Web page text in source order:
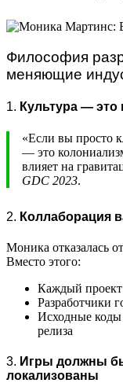
Философия
меняющие
1. Культура — это
«Если вы просто
— это
влияет на
GDC 2023.
2. Коллаборация
Моника отказалась
Вместо этого:
Каждый
Разработчики
Исходные коды
релиза
3. Игры должны
локализованы